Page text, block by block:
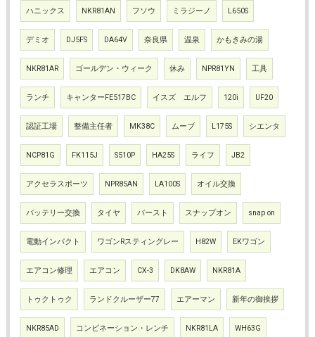
ハニックス NKR81AN フソウ ミラジーノ L650S
デミオ DJ5FS DA64V 奈良県 温泉 かもきみの湯
NKR81AR ゴールデン・ウィーク 休み NPR81YN 工具
ランチ キャンターFE517BC イスズ エルフ 120i UF20
認証工場 整備主任者 MK38C ムーブ L175S シエンタ
NCP81G FK115J S510P HA25S ライフ JB2
アクセラスポーツ NPR85AN LA100S オイル交換
バッテリー交換 タイヤ バースト スナップオン snap on
電動インパクト ワゴンRスティングレー H82W EKワゴン
エアコン修理 エアコン CX-3 DK8AW NKR81A
トゥクトゥク ランドクルーザー77 エアーマン 新年の御挨拶
NKR85AD コンビネーション・レンチ NKR81LA WH63G